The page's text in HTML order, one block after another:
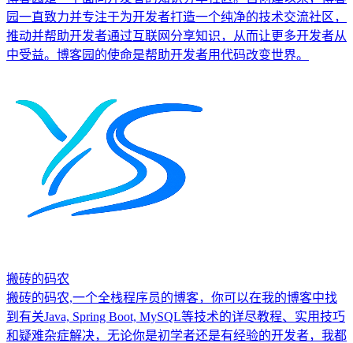
园一直致力并专注于为开发者打造一个纯净的技术交流社区，
推动并帮助开发者通过互联网分享知识，从而让更多开发者从
中受益。博客园的使命是帮助开发者用代码改变世界。
搬砖的码农
搬砖的码农,一个全栈程序员的博客，你可以在我的博客中找
到有关Java, Spring Boot, MySQL等技术的详尽教程、实用技巧
和疑难杂症解决，无论你是初学者还是有经验的开发者，我都